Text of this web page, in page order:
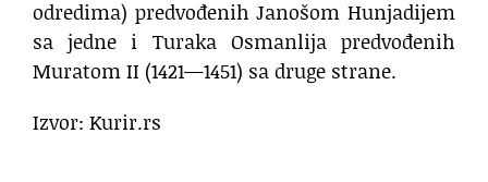
odredima) predvođenih Janošom Hunjadijem
sa jedne i Turaka Osmanlija predvođenih
Muratom II (1421—1451) sa druge strane.
Izvor: Kurir.rs